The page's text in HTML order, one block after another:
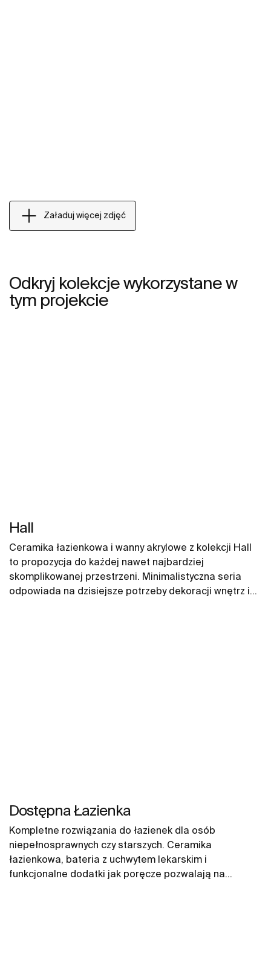
Załaduj więcej zdjęć
Odkryj kolekcje wykorzystane w
tym projekcie
Hall
Ceramika łazienkowa i wanny akrylowe z kolekcji Hall
to propozycja do każdej nawet najbardziej
skomplikowanej przestrzeni. Minimalistyczna seria
odpowiada na dzisiejsze potrzeby dekoracji wnętrz i
Dostępna Łazienka
Kompletne rozwiązania do łazienek dla osób
niepełnosprawnych czy starszych. Ceramika
łazienkowa, bateria z uchwytem lekarskim i
funkcjonalne dodatki jak poręcze pozwalają na